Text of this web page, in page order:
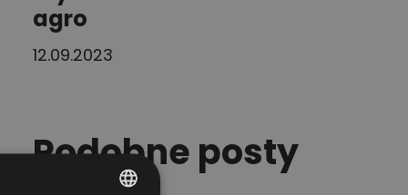
agro
12.09.2023
Podobne posty